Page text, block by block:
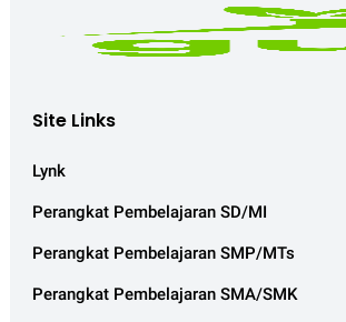
Site Links
Lynk
Perangkat Pembelajaran SD/MI
Perangkat Pembelajaran SMP/MTs
Perangkat Pembelajaran SMA/SMK